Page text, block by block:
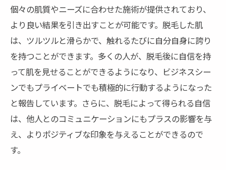
個々の肌質やニーズに合わせた施術が提供されており、
より良い結果を引き出すことが可能です。脱毛した肌
は、ツルツルと滑らかで、触れるたびに自分自身に誇り
を持つことができます。多くの人が、脱毛後に自信を持
って肌を見せることができるようになり、ビジネスシー
ンでもプライベートでも積極的に行動するようになった
と報告しています。さらに、脱毛によって得られる自信
は、他人とのコミュニケーションにもプラスの影響を与
え、よりポジティブな印象を与えることができるので
す。